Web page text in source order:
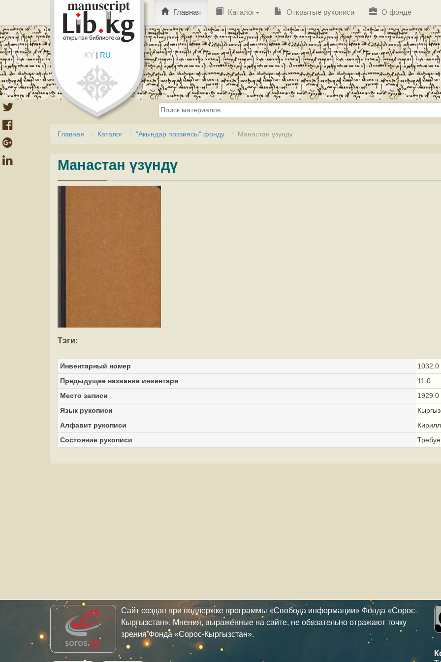
KY| RU
Главная Каталог Открытые рукописи О фонде
Главная Каталог "Акындар поэзиясы" фонду Манастан үзүндү
Манастан үзүндү
Тэги:
Инвентарный номер
1032.0
Предыдущее название инвентаря
11.0
Место записи
1929.0
Язык рукописи
Алфавит рукописи
Состояние рукописи
Сайт создан при поддержке программы «Свобода информации» Фонда «Сорос-
Кыргызстан». Мнения, выраженные на сайте, не обязательно отражают точку
зрения Фонда «Сорос-Кыргызстан».